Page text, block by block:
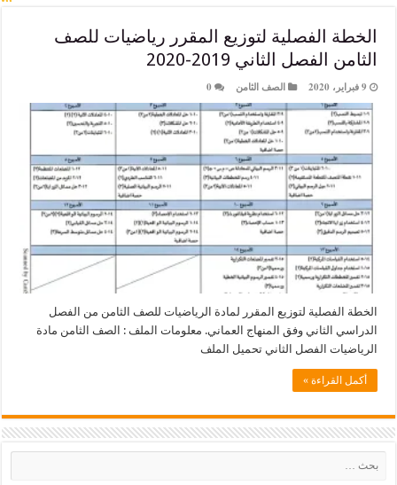
الفصلية لتوزيع المقرر رياضيات للصف
الثاني 2019-2020
الصف الثامن 0
لتوزيع المقرر لمادة الرياضيات للصف الثامن من الفصل
الثاني وفق المنهاج العماني. معلومات الملف : الصف الثامن مادة
الفصل الثاني تحميل الملف
»